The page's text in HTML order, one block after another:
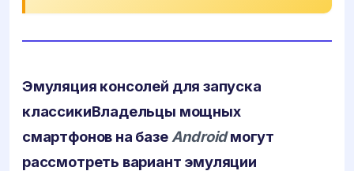
Эмуляция консолей для запуска
классикиВладельцы мощных
смартфонов на базе Androidмогут
рассмотреть вариант эмуляции